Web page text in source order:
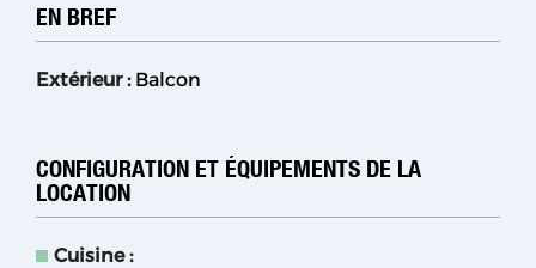
EN BREF
Extérieur: Balcon
CONFIGURATION ET ÉQUIPEMENTS DE LA
LOCATION
Cuisine: